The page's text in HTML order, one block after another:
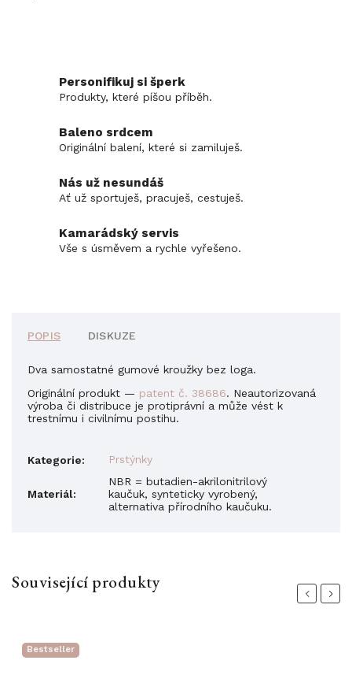
Personifikuj si šperk
Produkty, které píšou příběh.
Baleno srdcem
Originální balení, které si zamiluješ.
Nás už nesundáš
Ať už sportuješ, pracuješ, cestuješ.
Kamarádský servis
Vše s úsměvem a rychle vyřešeno.
POPIS DISKUZE
Dva samostatné gumové kroužky bez loga.
Originální produkt — patent č. 38686. Neautorizovaná
výroba či distribuce je protiprávní a může vést k
trestnímu i civilnímu postihu.
Kategorie: Prstýnky
Materiál:
NBR = butadien-akrilonitrilový
kaučuk, synteticky vyrobený,
alternativa přírodního kaučuku.
Související produkty
Previous
Bestseller
Next